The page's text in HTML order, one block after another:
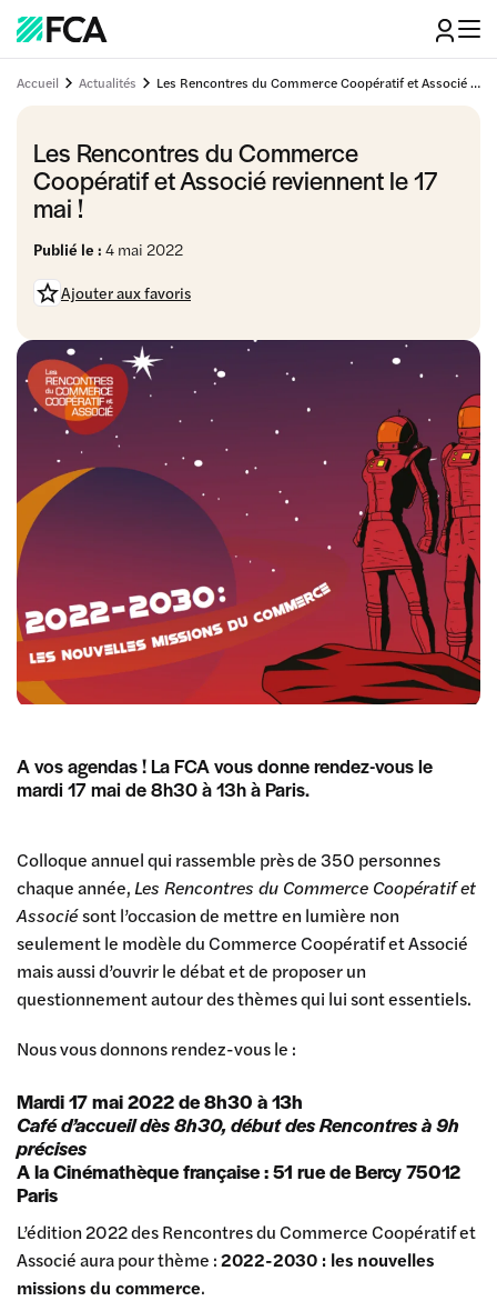
Accueil Actualités Les Rencontres du Commerce Coopératif et Associé reviennent le 17 mai !
Les Rencontres du Commerce
Coopératif et Associé reviennent le 17
mai !
Publié le : 4 mai 2022
Ajouter aux favoris
A vos agendas ! La FCA vous donne rendez-vous le
mardi 17 mai de 8h30 à 13h à Paris.
Colloque annuel qui rassemble près de 350 personnes
chaque année,Les Rencontres du Commerce Coopératif et
Associésont l’occasion de mettre en lumière non
seulement le modèle du Commerce Coopératif et Associé
mais aussi d’ouvrir le débat et de proposer un
questionnement autour des thèmes qui lui sont essentiels.
Nous vous donnons rendez-vous le :
Mardi 17 mai 2022 de 8h30 à 13h
Café d’accueil dès 8h30, début des Rencontres à 9h
précises
A la Cinémathèque française : 51 rue de Bercy 75012
Paris
L’édition 2022 des Rencontres du Commerce Coopératif et
Associé aura pour thème :2022-2030 : les nouvelles
missions du commerce.